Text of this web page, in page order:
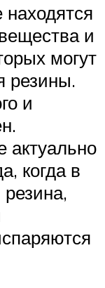
и
могут
резины.
и
актуально
когда в